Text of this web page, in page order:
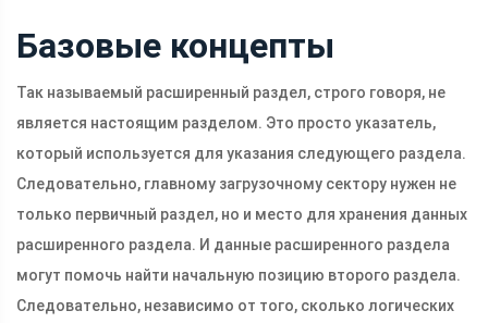
Базовые концепты
Так называемый расширенный раздел, строго говоря, не
является настоящим разделом. Это просто указатель,
который используется для указания следующего раздела.
Следовательно, главному загрузочному сектору нужен не
только первичный раздел, но и место для хранения данных
расширенного раздела. И данные расширенного раздела
могут помочь найти начальную позицию второго раздела.
Следовательно, независимо от того, сколько логических